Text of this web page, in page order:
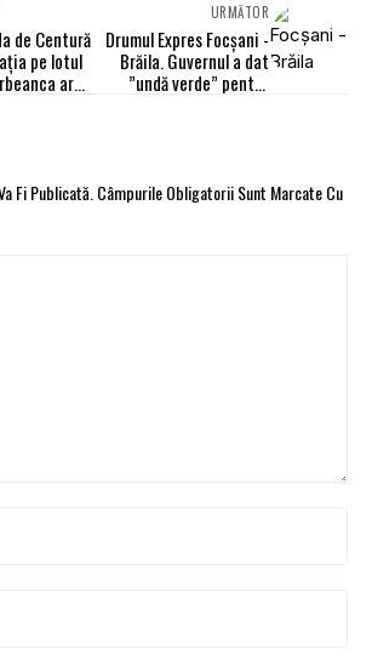
de Centură
pe lotul
ar
URMĂTOR
Drumul Expres Focșani -
Brăila. Guvernul a dat
”undă verde” pentru
Fi Publicată.Câmpurile Obligatorii Sunt Marcate Cu